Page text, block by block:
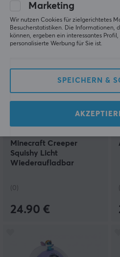
18.90 €
Minecraft Creeper
Squishy Licht
Wiederaufladbar
(0)
24.90 €
Marketing
Wir nutzen Cookies für zielgerichtetes
Besucherstatistiken. Die Informationen,
können, ergeben ein interessantes
personalisierte Werbung für Sie ist.
SPEICHERN &